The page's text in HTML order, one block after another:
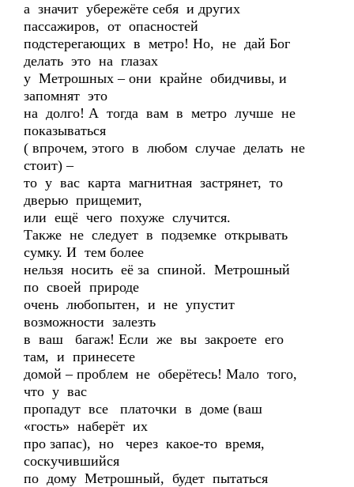
а значит убережёте себя и других
пассажиров, от опасностей
подстерегающих в метро! Но, не дай Бог
делать это на глазах
у Метрошных – они крайне обидчивы, и
запомнят это
на долго! А тогда вам в метро лучше не
показываться
( впрочем, этого в любом случае делать не
стоит) –
то у вас карта магнитная застрянет, то
дверью прищемит,
или ещё чего похуже случится.
Также не следует в подземке открывать
сумку. И тем более
нельзя носить её за спиной. Метрошный
по своей природе
очень любопытен, и не упустит
возможности залезть
в ваш багаж! Если же вы закроете его
там, и принесете
домой – проблем не оберётесь! Мало того,
что у вас
пропадут все платочки в доме (ваш
«гость» наберёт их
про запас), но через какое-то время,
соскучившийся
по дому Метрошный, будет пытаться